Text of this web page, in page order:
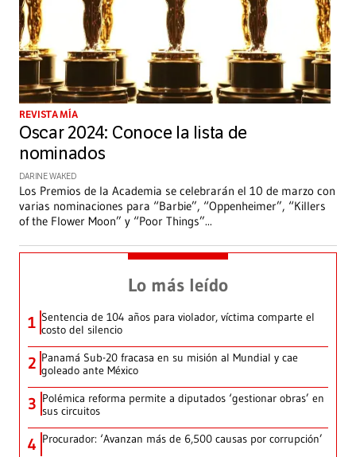
REVISTA MÍA
Oscar 2024: Conoce la lista de
nominados
DARINE WAKED
Los Premios de la Academia se celebrarán el 10 de marzo con
varias nominaciones para “Barbie”, “Oppenheimer”, “Killers
of the Flower Moon” y “Poor Things”...
Lo más leído
1 Sentencia de 104 años para violador, víctima comparte el
costo del silencio
2 Panamá Sub-20 fracasa en su misión al Mundial y cae
goleado ante México
3 Polémica reforma permite a diputados ‘gestionar obras’ en
sus circuitos
4 Procurador: ‘Avanzan más de 6,500 causas por corrupción’